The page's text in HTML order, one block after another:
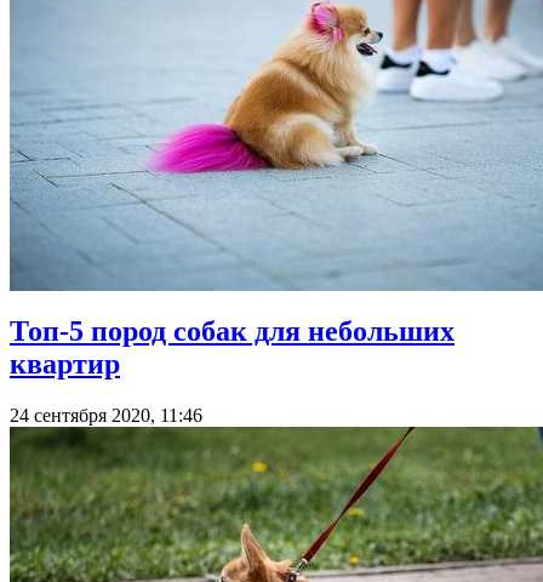
Топ-5 пород собак для небольших
квартир
24 сентября 2020, 11:46